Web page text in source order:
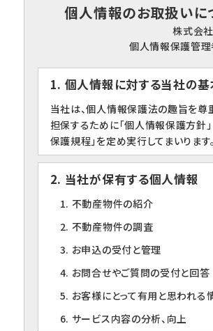
個人情報のお取扱いに
株式会
個人情報保護管
1. 個人情報に対する当社の
当社は、個人情報保護法の趣旨を尊
担保するために「個人情報保護方針
保護規程」を定め実行してまいります。
2. 当社が保有する個人情報
1. 不動産物件の紹介
2. 不動産物件の調査
3. お申込の受付と管理
4. お問合せやご質問の受付と回答
5. お客様にとって有用と思われる
6. サービス内容の分析、向上